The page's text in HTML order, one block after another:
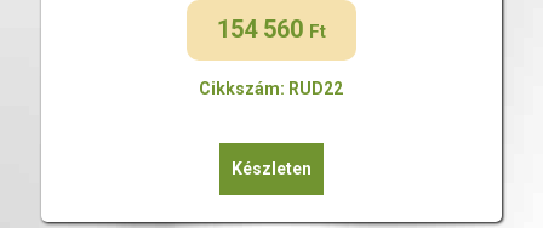
154 560 Ft
Cikkszám: RUD22
Készleten